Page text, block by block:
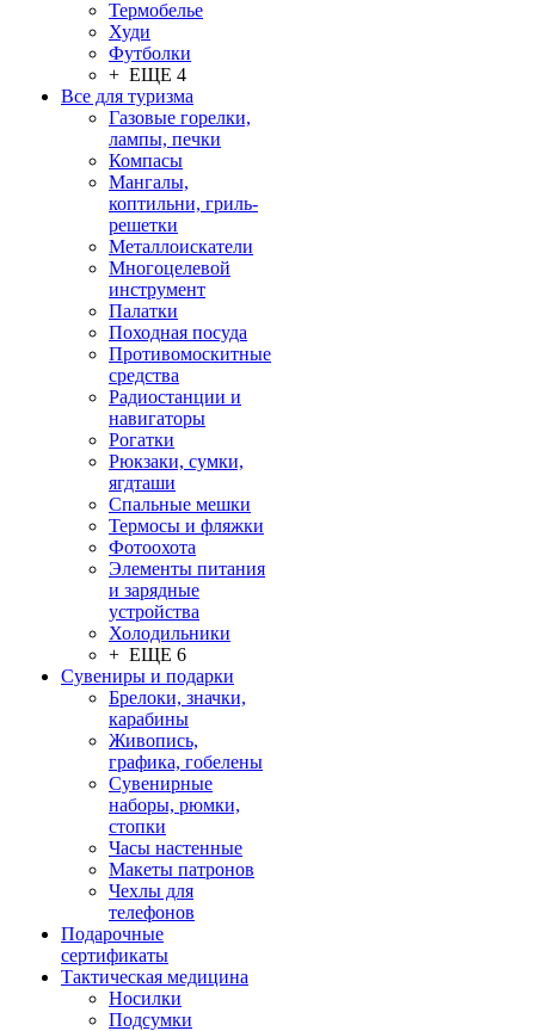
Термобелье
Худи
Футболки
+ ЕЩЕ 4
Все для туризма
Газовые горелки,
лампы, печки
Компасы
Мангалы,
коптильни, гриль-
решетки
Металлоискатели
Многоцелевой
инструмент
Палатки
Походная посуда
Противомоскитные
средства
Радиостанции и
навигаторы
Рогатки
Рюкзаки, сумки,
ягдташи
Спальные мешки
Термосы и фляжки
Фотоохота
Элементы питания
и зарядные
устройства
Холодильники
+ ЕЩЕ 6
Сувениры и подарки
Брелоки, значки,
карабины
Живопись,
графика, гобелены
Сувенирные
наборы, рюмки,
стопки
Часы настенные
Макеты патронов
Чехлы для
телефонов
Подарочные
сертификаты
Тактическая медицина
Носилки
Подсумки